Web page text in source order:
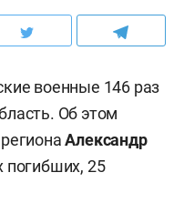
военные 146 раз
Об этом
Александр
погибших, 25